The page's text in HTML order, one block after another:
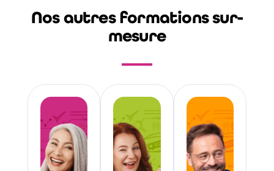
Nos autres formations sur-
mesure